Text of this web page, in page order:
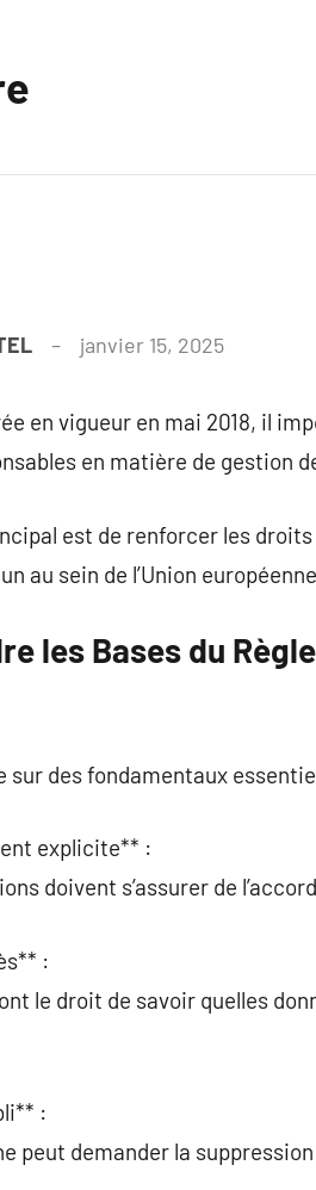
janvier 15, 2025
en vigueur en mai 2018, il
en matière de gestion
est de renforcer les
au sein de l’Union
les Bases du
sur des fondamentaux
explicite** :
doivent s’assurer de
:
le droit de savoir quelles
:
peut demander la